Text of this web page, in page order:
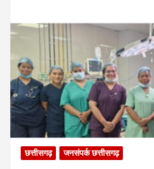
छत्तीसगढ़ जनसंपर्क छत्तीसगढ़